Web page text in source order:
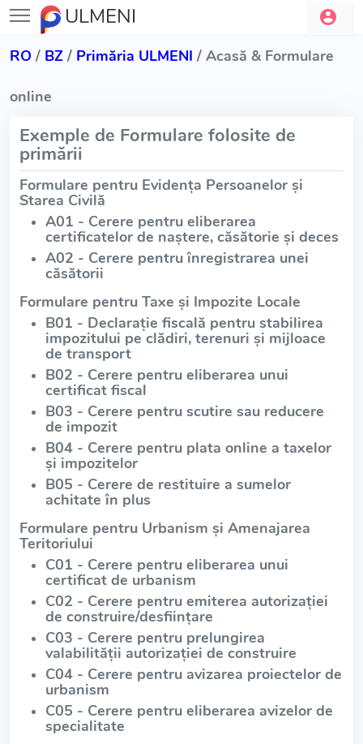
ULMENI
RO / BZ / Primăria ULMENI / Acasă & Formulare
online
Exemple de Formulare folosite de
primării
Formulare pentru Evidența Persoanelor și
Starea Civilă
A01 - Cerere pentru eliberarea
certificatelor de naștere, căsătorie și deces
A02 - Cerere pentru înregistrarea unei
căsătorii
Formulare pentru Taxe și Impozite Locale
B01 - Declarație fiscală pentru stabilirea
impozitului pe clădiri, terenuri și mijloace
de transport
B02 - Cerere pentru eliberarea unui
certificat fiscal
B03 - Cerere pentru scutire sau reducere
de impozit
B04 - Cerere pentru plata online a taxelor
și impozitelor
B05 - Cerere de restituire a sumelor
achitate în plus
Formulare pentru Urbanism și Amenajarea
Teritoriului
C01 - Cerere pentru eliberarea unui
certificat de urbanism
C02 - Cerere pentru emiterea autorizației
de construire/desființare
C03 - Cerere pentru prelungirea
valabilității autorizației de construire
C04 - Cerere pentru avizarea proiectelor de
urbanism
C05 - Cerere pentru eliberarea avizelor de
specialitate